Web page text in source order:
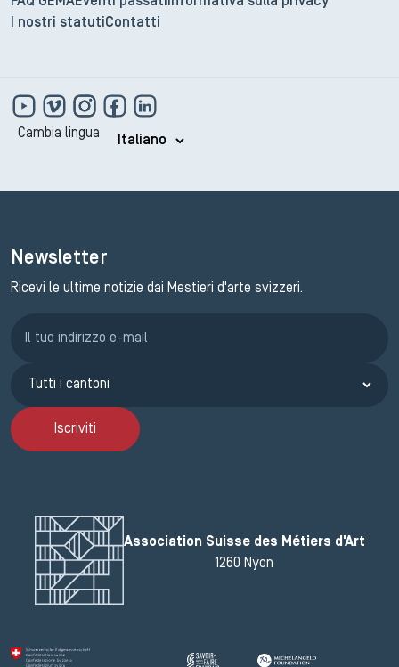
I nostri statuti Contatti
Cambia lingua
Newsletter
Ricevi le ultime notizie dai Mestieri d'arte svizzeri.
Iscriviti
Association Suisse des Métiers d'Art
1260 Nyon